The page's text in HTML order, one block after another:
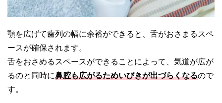
顎を広げて歯列の幅に余裕ができると、舌がおさまるスペ
ースが確保されます。
舌をおさめるスペースができることによって、気道が広が
るのと同時に鼻腔も広がるためいびきが出づらくなるので
す。